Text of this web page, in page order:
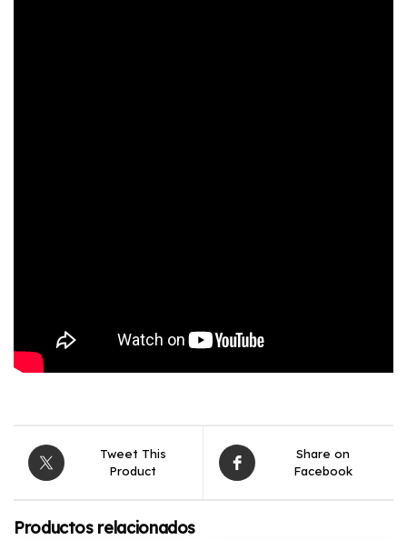
Tweet This
Product
Share on
Facebook
Productos relacionados